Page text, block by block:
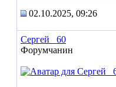
02.10.2025, 09:26
Сергей _60
Форумчанин